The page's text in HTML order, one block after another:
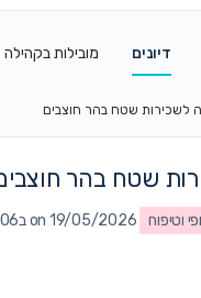
דיונים מובילות בקהילה
לשכירות שטח בהר חוצבים
שטח בהר
וטיפוח on 19/05/2026 ב8:06 pm